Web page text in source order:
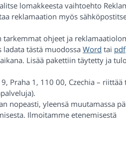
lomakkeesta vaihtoehto
reklamaation myös
tarkemmat ohjeet ja
tästä muodossa Word tai pdf
Lisää pakettiin täytetty ja
Praha 1, 110 00, Czechia – riittää
nopeasti, yleensä muutamassa
Ilmoitamme etenemisestä